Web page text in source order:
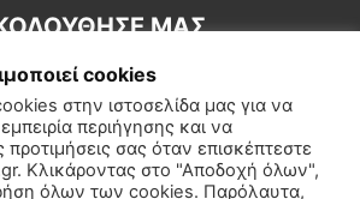
ΜΑΣ
cookies
στην ιστοσελίδα μας για να
περιήγησης και να
σας όταν επισκέπτεστε
Κλικάροντας στο "Αποδοχή όλων",
όλων των cookies. Παρόλαυτα,